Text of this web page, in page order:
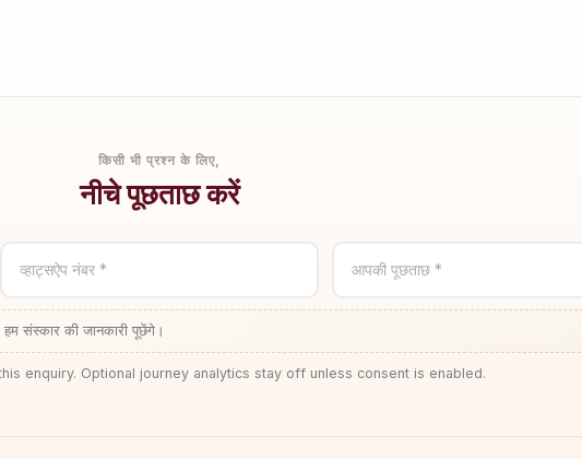
किसी भी प्रश्न के लिए,
नीचे पूछताछ करें
व्हाट्सऐप नंबर * आपकी पूछताछ *
संस्कार की जानकारी पूछेंगे।
enquiry. Optional journey analytics stay off unless consent is enabled.